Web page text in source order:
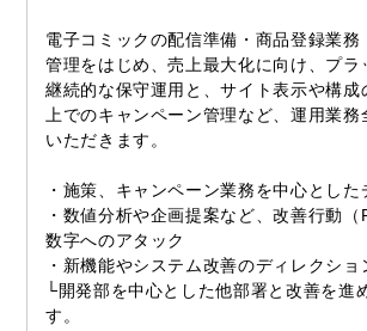
電子コミックの配信準備・商品登録業務
管理をはじめ、売上最大化に向け、プラ
継続的な保守運用と、サイト表示や構成
上でのキャンペーン管理など、運用業
いただきます。
・施策、キャンペーン業務を中心とした
・数値分析や企画提案など、改善行動（
数字へのアタック
・新機能やシステム改善のディレクショ
└開発部を中心とした他部署と改善を進
す。